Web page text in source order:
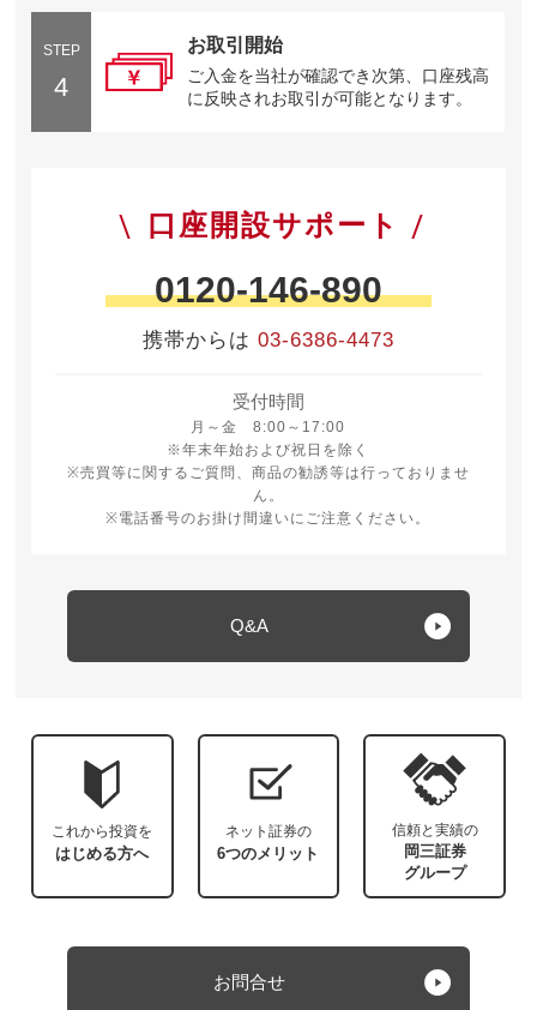
STEP
4
お取引開始
ご入金を当社が確認でき次第、口座残高
に反映されお取引が可能となります。
口座開設サポート
0120-146-890
携帯からは 03-6386-4473
受付時間
月～金 8:00～17:00
月曜日から金曜日 8時から17時
※年末年始および祝日を除く
※売買等に関するご質問、商品の勧誘等は行っておりませ
ん。
※電話番号のお掛け間違いにご注意ください。
Q&A
これから投資を
はじめる方へ
ネット証券の
6つのメリット
信頼と実績の
岡三証券
グループ
お問合せ